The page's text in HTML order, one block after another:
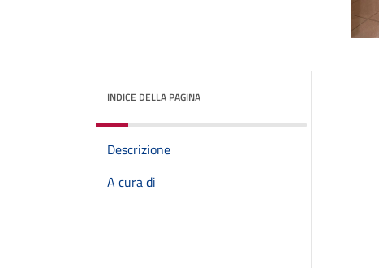
INDICE DELLA PAGINA
Descrizione
A cura di